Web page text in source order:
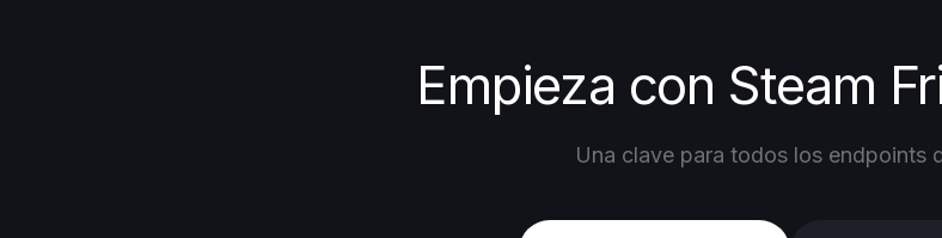
Empieza con Steam
Una clave para todos los endpoints